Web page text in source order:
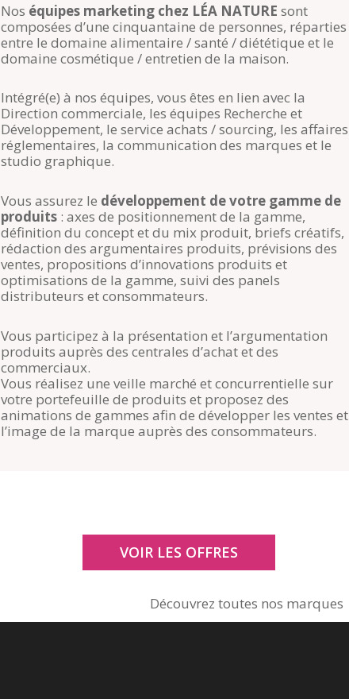
Nos équipes marketing chez LÉA NATURE sont
composées d’une cinquantaine de personnes, réparties
entre le domaine alimentaire / santé / diététique et le
domaine cosmétique / entretien de la maison.
Intégré(e) à nos équipes, vous êtes en lien avec la
Direction commerciale, les équipes Recherche et
Développement, le service achats / sourcing, les affaires
réglementaires, la communication des marques et le
studio graphique.
Vous assurez le développement de votre gamme de
produits: axes de positionnement de la gamme,
définition du concept et du mix produit, briefs créatifs,
rédaction des argumentaires produits, prévisions des
ventes, propositions d’innovations produits et
optimisations de la gamme, suivi des panels
distributeurs et consommateurs.
Vous participez à la présentation et l’argumentation
produits auprès des centrales d’achat et des
commerciaux.
Vous réalisez une veille marché et concurrentielle sur
votre portefeuille de produits et proposez des
animations de gammes afin de développer les ventes et
l’image de la marque auprès des consommateurs.
VOIR LES OFFRES
Découvrez toutes nos marques